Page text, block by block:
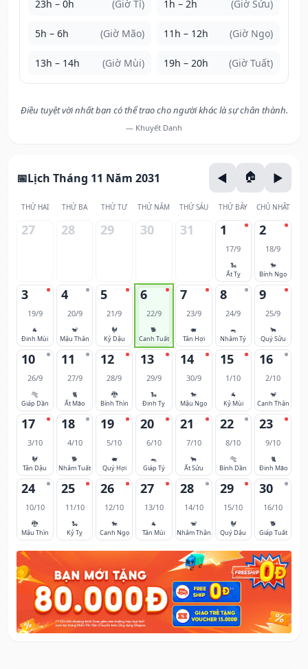
23h – 0h (Giờ Tí) 1h – 2h (Giờ Sửu)
5h – 6h (Giờ Mão) 11h – 12h (Giờ Ngọ)
13h – 14h (Giờ Mùi) 19h – 20h (Giờ Tuất)
Điều tuyệt vời nhất bạn có thể trao cho người khác là sự chân thành.
— Khuyết Danh
Lịch Tháng 11 Năm 2031
THỨ HAI THỨ BA THỨ TƯ THỨ NĂM THỨ SÁU THỨ BẢY CHỦ NHẬT
27 28 29 30 31 1
17/9
🐍
Ất Tỵ
2
18/9
🐎
Bính Ngọ
3
19/9
🐐
Đinh Mùi
4
20/9
🐒
Mậu Thân
5
21/9
🐓
Kỷ Dậu
6
22/9
🐕
Canh Tuất
7
23/9
🐖
Tân Hợi
8
24/9
🐀
Nhâm Tý
9
25/9
🐂
Quý Sửu
10
26/9
🐅
Giáp Dần
11
27/9
🐈
Ất Mão
12
28/9
🐉
Bính Thìn
13
29/9
🐍
Đinh Tỵ
14
30/9
🐎
Mậu Ngọ
15
1/10
🐐
Kỷ Mùi
16
2/10
🐒
Canh Thân
17
3/10
🐓
Tân Dậu
18
4/10
🐕
Nhâm Tuất
19
5/10
🐖
Quý Hợi
20
6/10
🐀
Giáp Tý
21
7/10
🐂
Ất Sửu
22
8/10
🐅
Bính Dần
23
9/10
🐈
Đinh Mão
24
10/10
🐉
Mậu Thìn
25
11/10
🐍
Kỷ Tỵ
26
12/10
🐎
Canh Ngọ
27
13/10
🐐
Tân Mùi
28
14/10
🐒
Nhâm Thân
29
15/10
🐓
Quý Dậu
30
16/10
🐕
Giáp Tuất